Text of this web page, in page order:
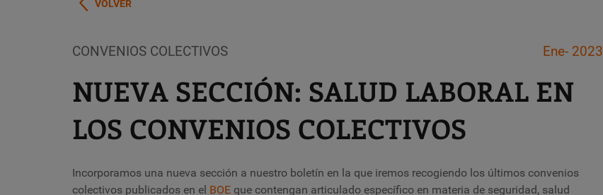
VOLVER
CONVENIOS COLECTIVOS Ene- 2023
NUEVA SECCIÓN: SALUD LABORAL EN
LOS CONVENIOS COLECTIVOS
Incorporamos una nueva sección a nuestro boletín en la que iremos recogiendo los últimos convenios
colectivos publicados en el BOE que contengan articulado específico en materia de seguridad, salud